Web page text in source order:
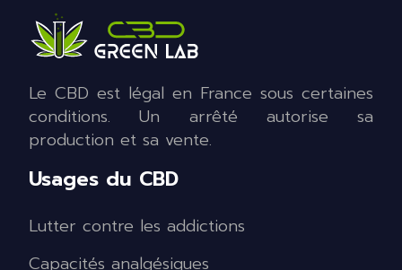
Le CBD est légal en France sous certaines
conditions. Un arrêté autorise sa
production et sa vente.
Usages du CBD
Lutter contre les addictions
Capacités analgésiques